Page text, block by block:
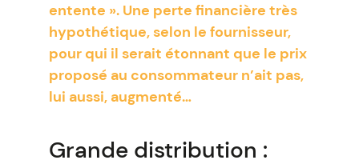
entente ». Une perte financière très
hypothétique, selon le fournisseur,
pour qui il serait étonnant que le prix
proposé au consommateur n’ait pas,
lui aussi, augmenté…
Grande distribution :